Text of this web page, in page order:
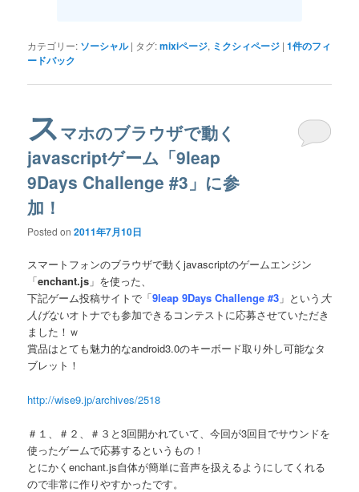
カテゴリー: ソーシャル | タグ:mixiページ, ミクシィページ |1件のフィ
ードバック
スマホのブラウザで動く
javascriptゲーム「9leap
9Days Challenge #3」に参
加！
Posted on2011年7月10日
スマートフォンのブラウザで動くjavascriptのゲームエンジン
「enchant.js 」を使った、
下記ゲーム投稿サイトで「9leap 9Days Challenge #3 」という 大
人げないオトナでも参加できるコンテストに応募させていただき
ました！ｗ
賞品はとても魅力的なandroid3.0のキーボード取り外し可能なタ
ブレット！
http://wise9.jp/archives/2518
＃１、＃２、＃３と3回開かれていて、今回が3回目でサウンドを
使ったゲームで応募するというもの！
とにかくenchant.js自体が簡単に音声を扱えるようにしてくれる
ので非常に作りやすかったです。